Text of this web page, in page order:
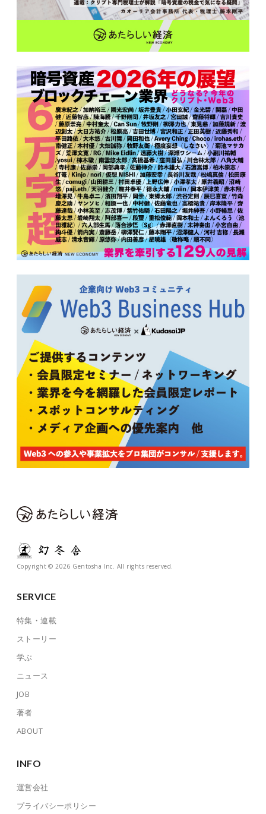
Copyright © 2026 Gentosha Inc. All rights reserved.
SERVICE
特集・連載
ストーリー
学ぶ
ニュース
JOB
著者
ABOUT
INFO
運営会社
プライバシーポリシー